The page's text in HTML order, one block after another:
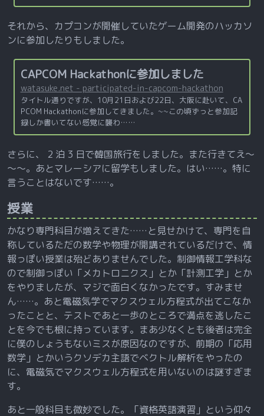
それから、カプコンが開催していたゲーム開発のハッカソ
ンに参加したりもしました。
CAPCOM Hackathonに参加しました
watasuke.net - participated-in-capcom-hackathon
タイトル通りですが、10月21日および22日、大阪に赴いて、CA
PCOM Hackathonに参加してきました。~~この頃ずっと参加記
録しか書いてない感覚に襲わ……
さらに、 2 泊 3 日で韓国旅行をしました。また行きてえ～
～～。あとマレーシアに留学もしました。はい……。特に
言うことはないです……。
授業
かなり専門科目が増えてきた……と見せかけて、専門を自
称しているただの数学や物理が開講されているだけで、情
報っぽい授業は殆どありませんでした。制御情報工学科な
ので制御っぽい「メカトロニクス」とか「計測工学」とか
をやりましたが、マジで面白くなかったです。すみませ
ん……。あと電磁気学でマクスウェル方程式が出てこなか
ったことと、テストであと一歩のところで満点を逃したこ
とを今でも根に持っています。まあ少なくとも後者は完全
に僕のしょうもないミスが原因なのですが、前期の「応用
数学」とかいうクソデカ主語でベクトル解析をやったの
に、電磁気でマクスウェル方程式を用いないのは謎すぎま
す。
あと一般科目も微妙でした。「資格英語演習」という仰々